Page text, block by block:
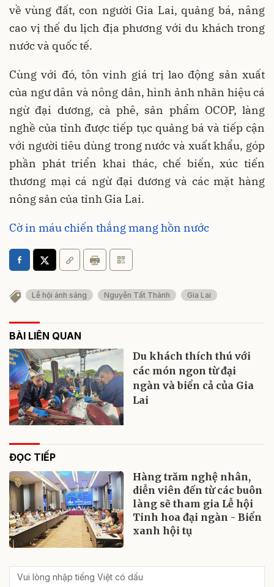
về vùng đất, con người Gia Lai, quảng bá, nâng
cao vị thế du lịch địa phương với du khách trong
nước và quốc tế.
Cùng với đó, tôn vinh giá trị lao động sản xuất
của ngư dân và nông dân, hình ảnh nhãn hiệu cá
ngừ đại dương, cà phê, sản phẩm OCOP, làng
nghề của tỉnh được tiếp tục quảng bá và tiếp cận
với người tiêu dùng trong nước và xuất khẩu, góp
phần phát triển khai thác, chế biến, xúc tiến
thương mại cá ngừ đại dương và các mặt hàng
nông sản của tỉnh Gia Lai.
Cờ in máu chiến thắng mang hồn nước
Lễ hội ánh sáng Nguyễn Tất Thành Gia Lai
BÀI LIÊN QUAN
Du khách thích thú với
các món ngon từ đại
ngàn và biển cả của Gia
Lai
ĐỌC TIẾP
Hàng trăm nghệ nhân,
diễn viên đến từ các buôn
làng sẽ tham gia Lễ hội
Tinh hoa đại ngàn - Biển
xanh hội tụ